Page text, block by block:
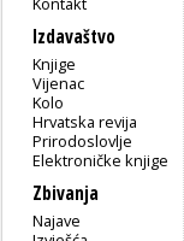
Izdavaštvo
Knjige
Vijenac
Kolo
Hrvatska revija
Prirodoslovlje
Elektroničke knjige
Zbivanja
Najave